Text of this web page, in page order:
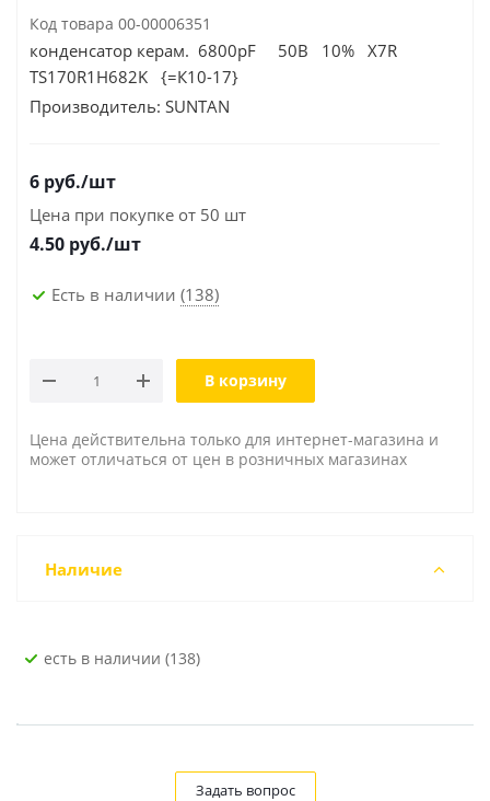
Код товара 00-00006351
конденсатор керам. 6800pF 50В 10% X7R
TS170R1H682K {=К10-17}
Производитель: SUNTAN
6 руб./шт
Цена при покупке от 50 шт
4.50 руб./шт
Есть в наличии (138)
В корзину
Цена действительна только для интернет-магазина и
может отличаться от цен в розничных магазинах
Наличие
Есть в наличии (138)
Задать вопрос